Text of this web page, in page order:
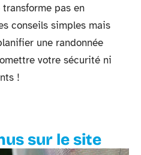
pas en
conseils simples mais
une randonnée
votre sécurité ni
!
sur le site